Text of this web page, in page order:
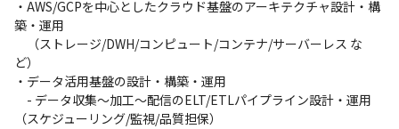
・AWS/GCPを中心としたクラウド基盤のアーキテクチャ設計・構
築・運用
（ストレージ/DWH/コンピュート/コンテナ/サーバーレス な
ど）
・データ活用基盤の設計・構築・運用
- データ収集〜加工〜配信のELT/ETLパイプライン設計・運用
（スケジューリング/監視/品質担保）